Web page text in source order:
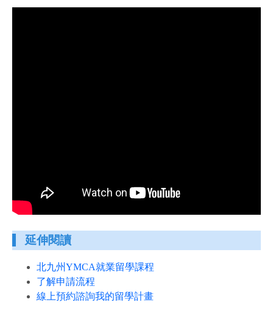
延伸閱讀
北九州YMCA就業留學課程
了解申請流程
線上預約諮詢我的留學計畫